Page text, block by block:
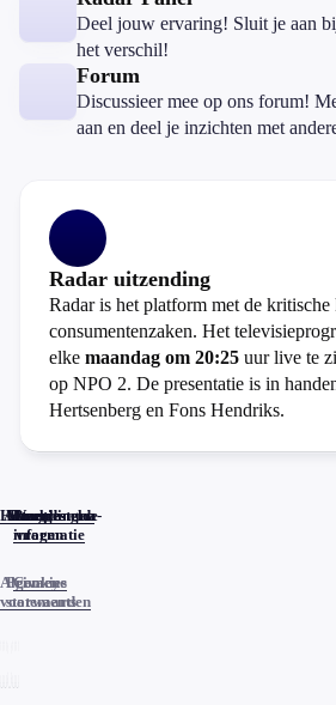
Deel jouw ervaring! Sluit je aan
het verschil!
Forum
Discussieer mee op ons forum!
aan en deel je inzichten met
Radar uitzending
Radar is het platform met de
consumentenzaken. Het
elke maandag om 20:25 uur live te
op NPO 2. De presentatie is in
Hertsenberg en Fons Hendriks.
Home
Actueel
Uitzendingen
Reacties
Programma-
informatie
Veelgestelde
vragen
Algemene
voorwaarden
Privacy
statements
Cookies